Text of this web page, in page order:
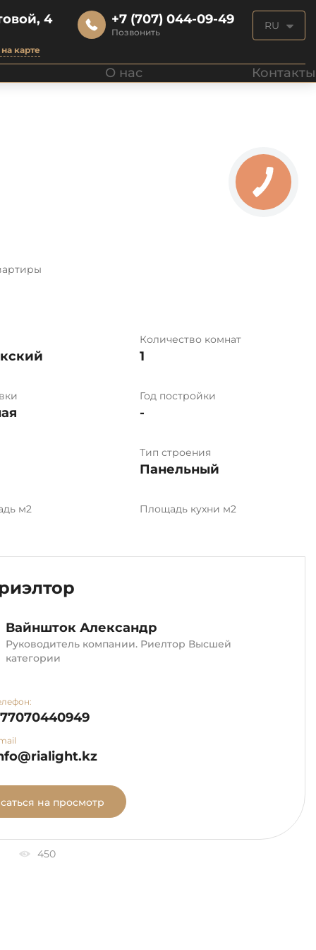
4
карте
+7 (707) 044-09-49
Позвонить
RU
О нас Контакты
Количество комнат
1
Год постройки
-
Тип строения
Панельный
м2 Площадь кухни м2
Вайншток Александр
Руководитель компании. Риелтор Высшей
категории
на просмотр
450